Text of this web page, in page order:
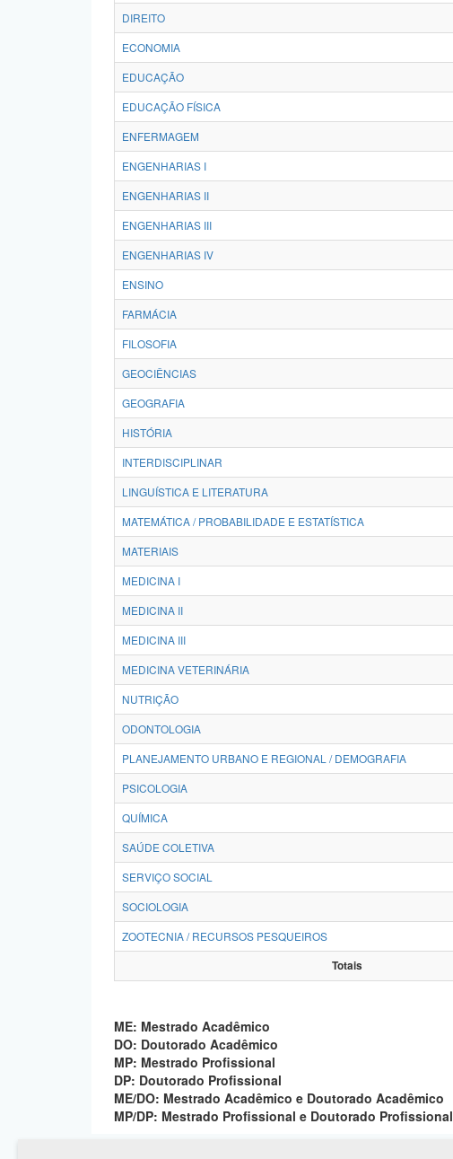
DIREITO
ECONOMIA
EDUCAÇÃO
EDUCAÇÃO FÍSICA
ENFERMAGEM
ENGENHARIAS I
ENGENHARIAS II
ENGENHARIAS III
ENGENHARIAS IV
ENSINO
FARMÁCIA
FILOSOFIA
GEOCIÊNCIAS
GEOGRAFIA
HISTÓRIA
INTERDISCIPLINAR
LINGUÍSTICA E LITERATURA
MATEMÁTICA / PROBABILIDADE E ESTATÍSTICA
MATERIAIS
MEDICINA I
MEDICINA II
MEDICINA III
MEDICINA VETERINÁRIA
NUTRIÇÃO
ODONTOLOGIA
PLANEJAMENTO URBANO E REGIONAL / DEMOGRAFIA
PSICOLOGIA
QUÍMICA
SAÚDE COLETIVA
SERVIÇO SOCIAL
SOCIOLOGIA
ZOOTECNIA / RECURSOS PESQUEIROS
Totais
ME: Mestrado Acadêmico
DO: Doutorado Acadêmico
MP: Mestrado Profissional
DP: Doutorado Profissional
ME/DO: Mestrado Acadêmico e Doutorado Acadêmico
MP/DP: Mestrado Profissional e Doutorado Profissional